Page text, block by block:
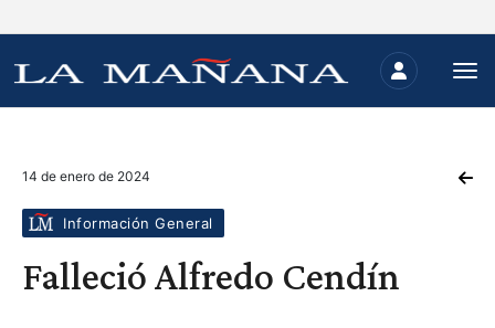
14 de enero de 2024
Información General
Falleció Alfredo Cendín